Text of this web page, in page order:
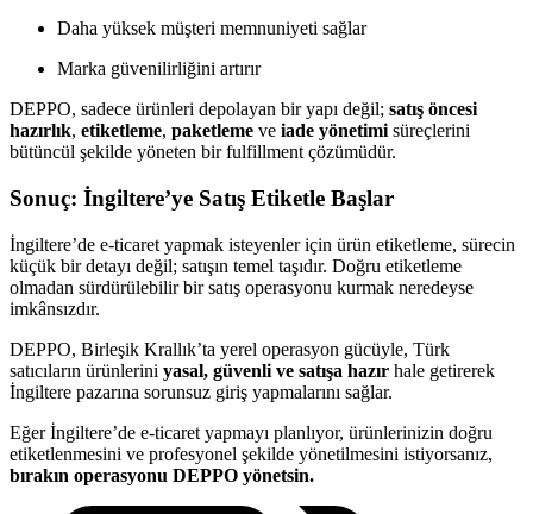
Daha yüksek müşteri memnuniyeti sağlar
Marka güvenilirliğini artırır
DEPPO, sadece ürünleri depolayan bir yapı değil; satış öncesi
hazırlık, etiketleme, paketleme ve iade yönetimi süreçlerini
bütüncül şekilde yöneten bir fulfillment çözümüdür.
Sonuç: İngiltere’ye Satış Etiketle Başlar
İngiltere’de e-ticaret yapmak isteyenler için ürün etiketleme, sürecin
küçük bir detayı değil; satışın temel taşıdır. Doğru etiketleme
olmadan sürdürülebilir bir satış operasyonu kurmak neredeyse
imkânsızdır.
DEPPO, Birleşik Krallık’ta yerel operasyon gücüyle, Türk
satıcıların ürünlerini yasal, güvenli ve satışa hazır hale getirerek
İngiltere pazarına sorunsuz giriş yapmalarını sağlar.
Eğer İngiltere’de e-ticaret yapmayı planlıyor, ürünlerinizin doğru
etiketlenmesini ve profesyonel şekilde yönetilmesini istiyorsanız,
bırakın operasyonu DEPPO yönetsin.